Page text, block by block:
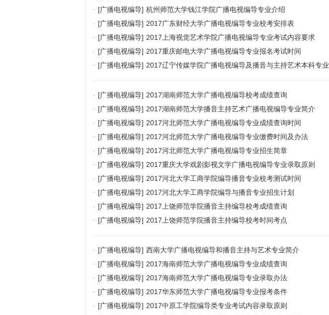
· [广播电视编导] 杭州师范大学钱江学院广播电视编导专业介绍
· [广播电视编导] 2017广东财经大学广播电视编导专业校考安排表
· [广播电视编导] 2017上海视觉艺术学院广播电视编导专业考试内容要求
· [广播电视编导] 2017重庆邮电大学广播电视编导专业报名考试时间
· [广播电视编导] 2017辽宁传媒学院广播电视编导及播音与主持艺术本科专业
· [广播电视编导] 2017湖南师范大学广播电视编导校考成绩查询
· [广播电视编导] 2017湖南师范大学播音主持艺术广播电视编导专业简介
· [广播电视编导] 2017河北师范大学广播电视编导专业成绩查询时间
· [广播电视编导] 2017河北师范大学广播电视编导专业缴费时间及办法
· [广播电视编导] 2017河北师范大学广播电视编导专业招生简章
· [广播电视编导] 2017重庆大学戏剧影视文学广播电视编导专业录取原则
· [广播电视编导] 2017河北大学工商学院编导播音专业校考测试时间
· [广播电视编导] 2017河北大学工商学院编导与播音专业招生计划
· [广播电视编导] 2017上饶师范学院播音主持编导校考成绩查询
· [广播电视编导] 2017上饶师范学院播音主持编导校考时间考点
· [广播电视编导] 西南大学广播电视编导和播音主持与艺术专业简介
· [广播电视编导] 2017海南师范大学广播电视编导专业成绩查询
· [广播电视编导] 2017海南师范大学广播电视编导专业录取办法
· [广播电视编导] 2017华东师范大学广播电视编导专业报考条件
· [广播电视编导] 2017中原工学院编导类专业考试内容录取原则